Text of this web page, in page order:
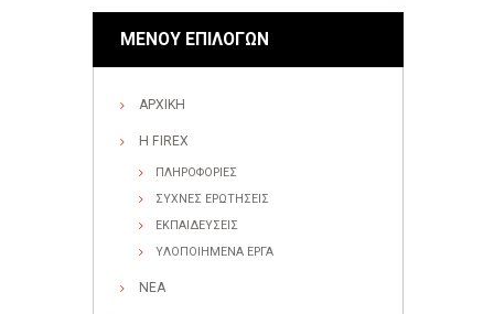
ΜΕΝΟΥ ΕΠΙΛΟΓΩΝ
ΑΡΧΙΚΗ
Η FIREX
ΠΛΗΡΟΦΟΡΙΕΣ
ΣΥΧΝΕΣ ΕΡΩΤΗΣΕΙΣ
ΕΚΠΑΙΔΕΥΣΕΙΣ
ΥΛΟΠΟΙΗΜΕΝΑ ΕΡΓΑ
ΝΕΑ